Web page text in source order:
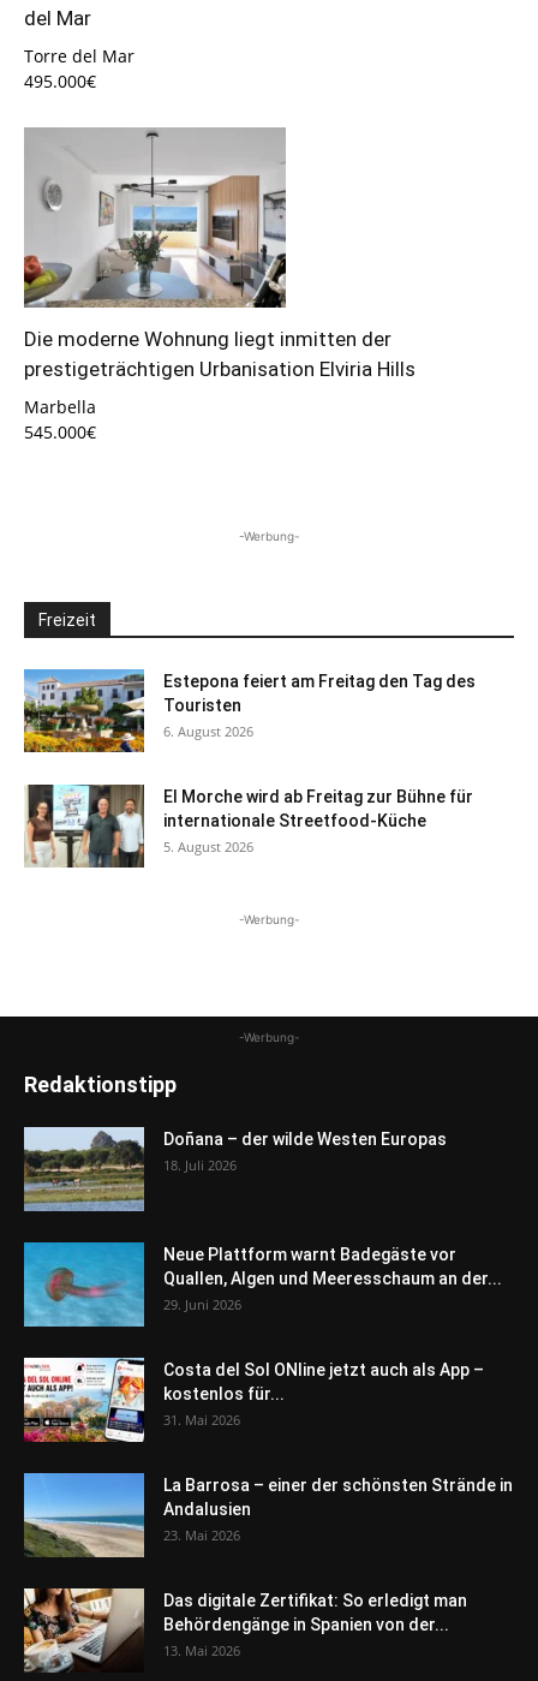
del Mar
Torre del Mar
495.000€
Die moderne Wohnung liegt inmitten der
prestigeträchtigen Urbanisation Elviria Hills
Marbella
545.000€
-Werbung-
Freizeit
Estepona feiert am Freitag den Tag des
Touristen
6. August 2026
El Morche wird ab Freitag zur Bühne für
internationale Streetfood-Küche
5. August 2026
-Werbung-
-Werbung-
Redaktionstipp
Doñana – der wilde Westen Europas
18. Juli 2026
Neue Plattform warnt Badegäste vor
Quallen, Algen und Meeresschaum an der...
29. Juni 2026
Costa del Sol ONline jetzt auch als App –
kostenlos für...
31. Mai 2026
La Barrosa – einer der schönsten Strände in
Andalusien
23. Mai 2026
Das digitale Zertifikat: So erledigt man
Behördengänge in Spanien von der...
13. Mai 2026